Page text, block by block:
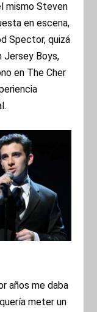
mismo Steven
en escena,
Spector, quizá
Jersey Boys,
en The Cher
años me daba
meter un